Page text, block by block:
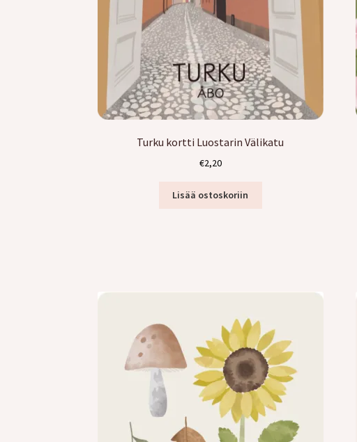
Turku kortti Luostarin Välikatu
€2,20
Lisää ostoskoriin